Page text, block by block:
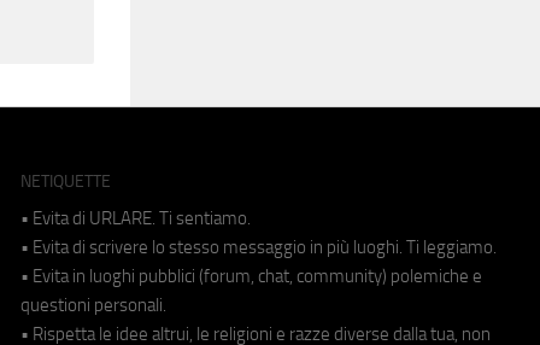
NETIQUETTE
• Evita di URLARE. Ti sentiamo.
• Evita di scrivere lo stesso messaggio in più luoghi. Ti leggiamo.
• Evita in luoghi pubblici (forum, chat, community) polemiche e
questioni personali.
• Rispetta le idee altrui, le religioni e razze diverse dalla tua, non